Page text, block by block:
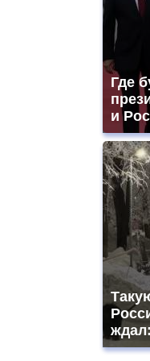
Где
и